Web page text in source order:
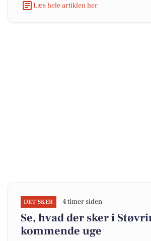
Læs hele artiklen her
DET SKER 4 timer siden
Se, hvad der sker i
kommende uge